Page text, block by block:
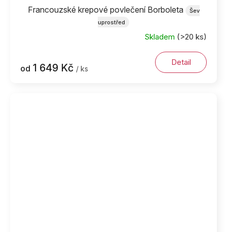
Francouzské krepové povlečení Borboleta
Šev
uprostřed
Skladem (>20 ks)
od 1 649 Kč / ks
Detail